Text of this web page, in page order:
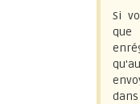
Si
que